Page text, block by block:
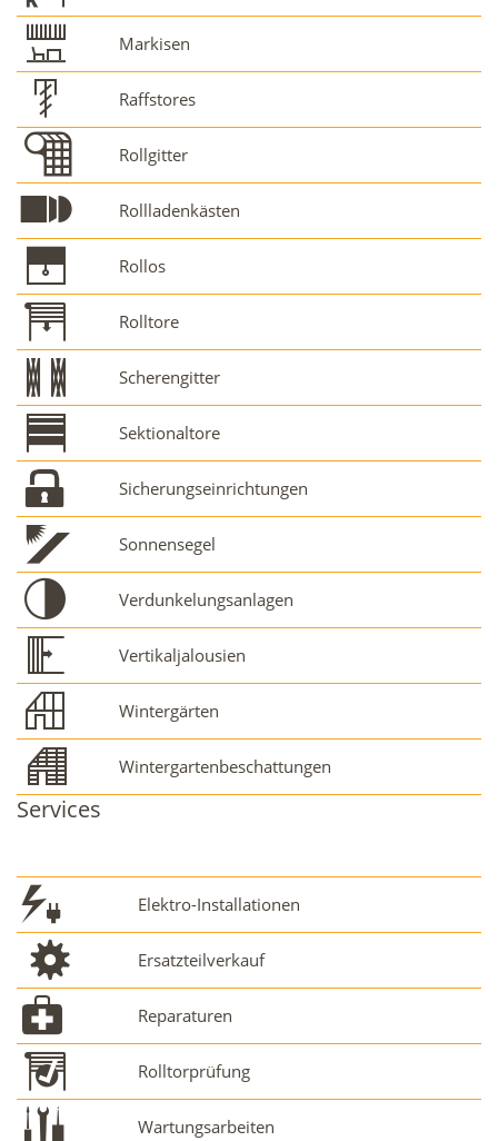
Markisen
Raffstores
Rollgitter
Rollladenkästen
Rollos
Rolltore
Scherengitter
Sektionaltore
Sicherungseinrichtungen
Sonnensegel
Verdunkelungsanlagen
Vertikaljalousien
Wintergärten
Wintergartenbeschattungen
Services
Elektro-Installationen
Ersatzteilverkauf
Reparaturen
Rolltorprüfung
Wartungsarbeiten